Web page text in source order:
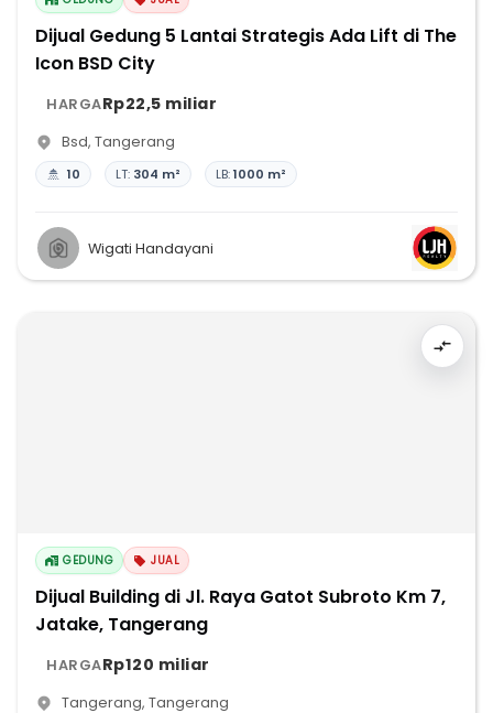
Dijual Gedung 5 Lantai Strategis Ada Lift di The
Icon BSD City
HARGARp22,5 miliar
Bsd, Tangerang
10 LT: 304 m² LB:1000 m²
Wigati Handayani
GEDUNG JUAL
Dijual Building di Jl. Raya Gatot Subroto Km 7,
Jatake, Tangerang
HARGARp120 miliar
Tangerang, Tangerang